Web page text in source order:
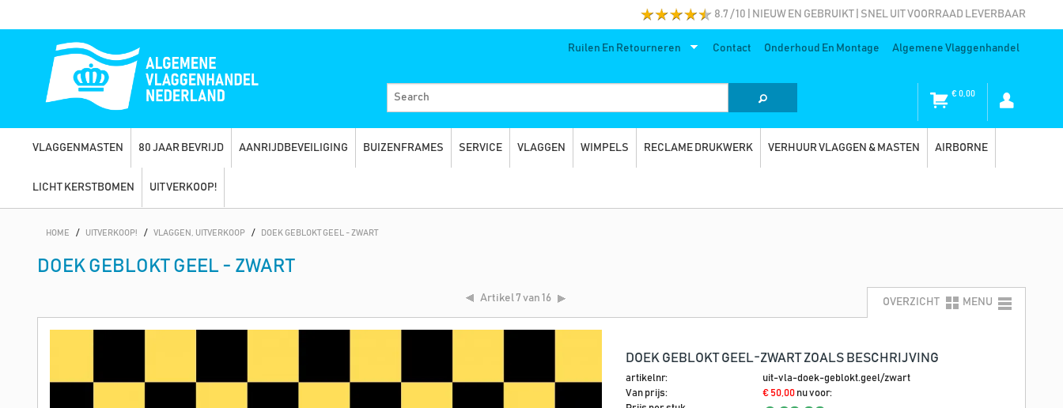
8.7 / 10 | NIEUW EN GEBRUIKT | SNEL UIT VOORRAAD LEVERBAAR
Ruilen En Retourneren Contact Onderhoud En Montage Algemene Vlaggenhandel
€0,00
VLAGGENMASTEN 80 JAAR BEVRIJD AANRIJDBEVEILIGING BUIZENFRAMES SERVICE VLAGGEN WIMPELS RECLAME DRUKWERK VERHUUR VLAGGEN & MASTEN AIRBORNE
LICHT KERSTBOMEN UITVERKOOP!
HOME / UITVERKOOP! / VLAGGEN, UITVERKOOP / DOEK GEBLOKT GEEL - ZWART
DOEK GEBLOKT GEEL - ZWART
Artikel7 van 16 OVERZICHT MENU
DOEK GEBLOKT GEEL-ZWART ZOALS BESCHRIJVING
artikelnr:
uit-vla-doek-geblokt.geel/zwart
Van prijs:
€ 50,00 nu voor: